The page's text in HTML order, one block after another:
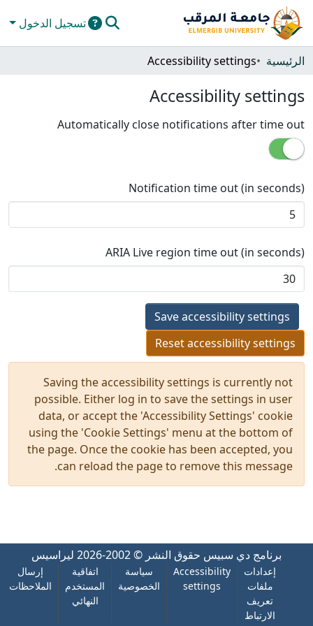
تسجيل الدخول
المجتمعات والحاويات
كل دي سبيس
الرئيسية Accessibility settings
Accessibility settings
Automatically close notifications after time out
Notification time out (in seconds)
ARIA Live region time out (in seconds)
Save accessibility settings
Reset accessibility settings
Saving the accessibility settings is currently not
possible. Either log in to save the settings in user
data, or accept the 'Accessibility Settings' cookie
using the 'Cookie Settings' menu at the bottom of
the page. Once the cookie has been accepted, you
can reload the page to remove this message.
برنامج دي سبيس حقوق النشر © 2002-2026 ليراسيس
إعدادات
ملفات
تعريف
الارتباط
Accessibility
settings
سياسة
الخصوصية
اتفاقية
المستخدم
النهائي
إرسال
الملاحظات